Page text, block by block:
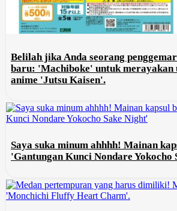
Belilah jika Anda seorang
baru: 'Machiboke' untuk merayakan
anime 'Jutsu Kaisen'.
Saya suka minum ahhhh! Mainan
'Gantungan Kunci Nondare Yokocho